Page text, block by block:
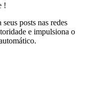
!
posts nas redes
e impulsiona o